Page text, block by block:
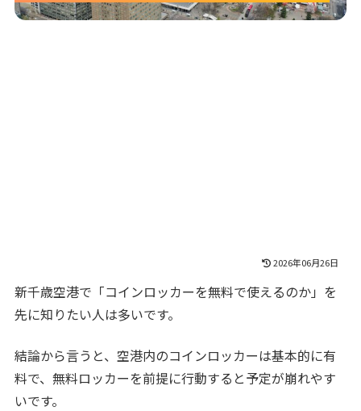
2026年06月26日
新千歳空港で「コインロッカーを無料で使えるのか」を
先に知りたい人は多いです。
結論から言うと、空港内のコインロッカーは基本的に有
料で、無料ロッカーを前提に行動すると予定が崩れやす
いです。